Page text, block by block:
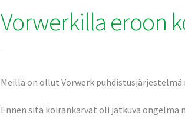
Vorwerkilla eroon
Meillä on ollut Vorwerk puhdistusjärjestelmä
Ennen sitä koirankarvat oli jatkuva ongelma